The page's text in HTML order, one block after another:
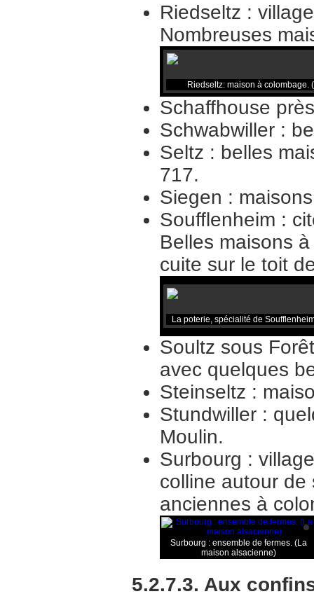
Riedseltz :
Nombreuses
Riedseltz: maison à colombage.
Schaffhouse
Schwabwiller :
Seltz : belles
717.
Siegen :
Soufflenheim :
Belles maisons
cuite sur le toit
La poterie, spécialité de
Soultz sous
avec quelques
Steinseltz :
Stundwiller :
Moulin.
Surbourg :
colline autour de
anciennes à
Surbourg : ensemble de fermes. (La
maison alsacienne)
5.2.7.3. Aux